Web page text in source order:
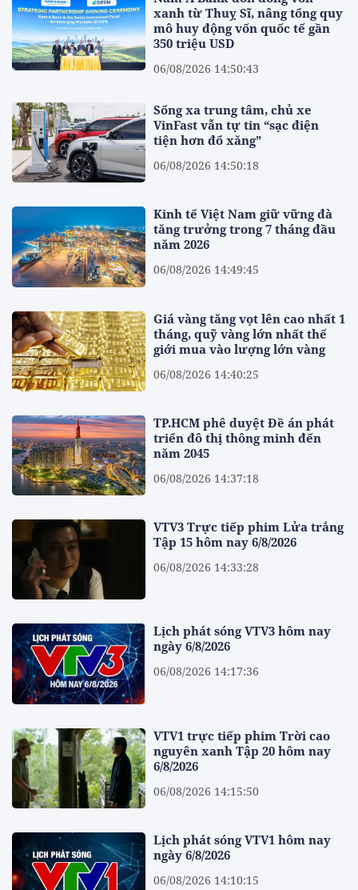
xanh từ Thuỵ Sĩ, nâng tổng quy
mô huy động vốn quốc tế gần
350 triệu USD
06/08/2026 14:50:43
Sống xa trung tâm, chủ xe
VinFast vẫn tự tin “sạc điện
tiện hơn đổ xăng”
06/08/2026 14:50:18
Kinh tế Việt Nam giữ vững đà
tăng trưởng trong 7 tháng đầu
năm 2026
06/08/2026 14:49:45
Giá vàng tăng vọt lên cao nhất 1
tháng, quỹ vàng lớn nhất thế
giới mua vào lượng lớn vàng
06/08/2026 14:40:25
TP.HCM phê duyệt Đề án phát
triển đô thị thông minh đến
năm 2045
06/08/2026 14:37:18
VTV3 Trực tiếp phim Lửa trắng
Tập 15 hôm nay 6/8/2026
06/08/2026 14:33:28
Lịch phát sóng VTV3 hôm nay
ngày 6/8/2026
06/08/2026 14:17:36
VTV1 trực tiếp phim Trời cao
nguyên xanh Tập 20 hôm nay
6/8/2026
06/08/2026 14:15:50
Lịch phát sóng VTV1 hôm nay
ngày 6/8/2026
06/08/2026 14:10:15